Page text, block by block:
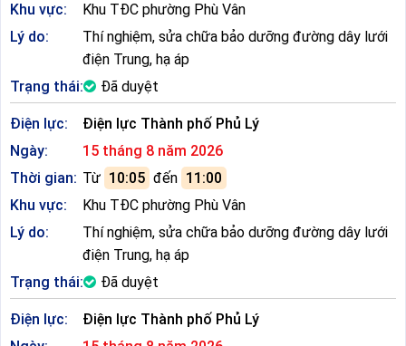
Khu vực:
Khu TĐC phường Phù Vân
Lý do:
Thí nghiệm, sửa chữa bảo dưỡng đường dây lưới
điện Trung, hạ áp
Trạng thái:
Đã duyệt
Điện lực:
Điện lực Thành phố Phủ Lý
Ngày:
15 tháng 8 năm 2026
Thời gian: Từ 10:05 đến 11:00
Khu vực:
Khu TĐC phường Phù Vân
Lý do:
Thí nghiệm, sửa chữa bảo dưỡng đường dây lưới
điện Trung, hạ áp
Trạng thái:
Đã duyệt
Điện lực:
Điện lực Thành phố Phủ Lý